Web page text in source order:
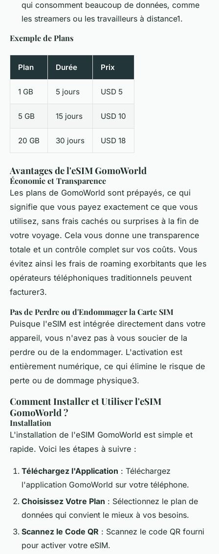
qui consomment beaucoup de données, comme
les streamers ou les travailleurs à distance1.
Exemple de Plans
Plan Durée Prix
1 GB 5 jours USD 5
5 GB 15 jours USD 10
20 GB 30 jours USD 18
Avantages de l'eSIM GomoWorld
Économie et Transparence
Les plans de GomoWorld sont prépayés, ce qui
signifie que vous payez exactement ce que vous
utilisez, sans frais cachés ou surprises à la fin de
votre voyage. Cela vous donne une transparence
totale et un contrôle complet sur vos coûts. Vous
évitez ainsi les frais de roaming exorbitants que les
opérateurs téléphoniques traditionnels peuvent
facturer3.
Pas de Perdre ou d'Endommager la Carte SIM
Puisque l'eSIM est intégrée directement dans votre
appareil, vous n'avez pas à vous soucier de la
perdre ou de la endommager. L'activation est
entièrement numérique, ce qui élimine le risque de
perte ou de dommage physique3.
Comment Installer et Utiliser l'eSIM
GomoWorld ?
Installation
L'installation de l'eSIM GomoWorld est simple et
rapide. Voici les étapes à suivre :
Téléchargez l'Application : Téléchargez
l'application GomoWorld sur votre téléphone.
Choisissez Votre Plan : Sélectionnez le plan de
données qui convient le mieux à vos besoins.
Scannez le Code QR : Scannez le code QR fourni
pour activer votre eSIM.